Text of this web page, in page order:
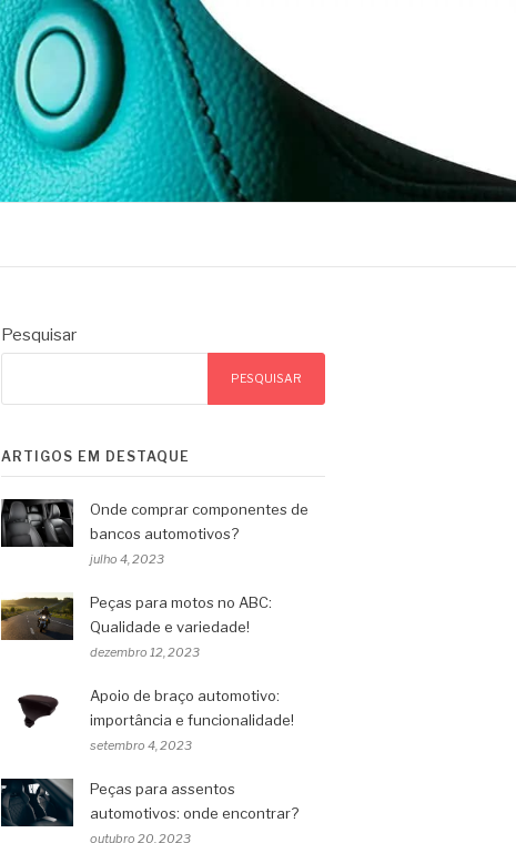
Pesquisar
PESQUISAR
ARTIGOS EM DESTAQUE
Onde comprar componentes de
bancos automotivos?
julho 4, 2023
Peças para motos no ABC:
Qualidade e variedade!
dezembro 12, 2023
Apoio de braço automotivo:
importância e funcionalidade!
setembro 4, 2023
Peças para assentos
automotivos: onde encontrar?
outubro 20, 2023